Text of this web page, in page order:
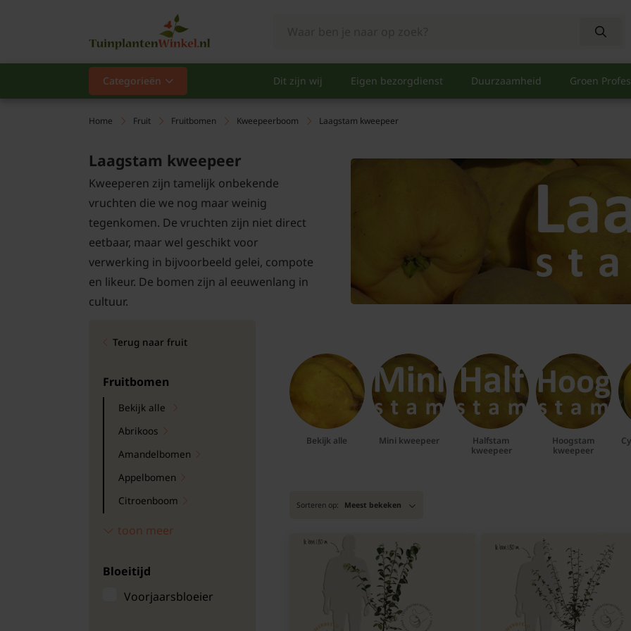
Categorieën Dit zijn wij Eigen bezorgdienst Duurzaamheid Groen
Categorieën
Populair
Vaste planten
Heesters
Hagen
Klimplanten
Tuinbenodigdheden
Bloempotten
Home Fruit Fruitbomen Kweepeerboom Laagstam kweepeer
Laagstam kweepeer
Kweeperen zijn tamelijk onbekende
vruchten die we nog maar weinig
tegenkomen. De vruchten zijn niet direct
eetbaar, maar wel geschikt voor
verwerking in bijvoorbeeld gelei, compote
en likeur. De bomen zijn al eeuwenlang in
cultuur.
Terug naar fruit
Fruitbomen
Bekijk alle
Abrikoos
Amandelbomen
Appelbomen
Citroenboom
Kersenbomen
Kweepeerboom
toon meer
Bloeitijd
Voorjaarsbloeier
Bekijk alle Mini kweepeer
Halfstam
kweepeer
Hoogstam
kweepeer
Sorteren op: Meest bekeken